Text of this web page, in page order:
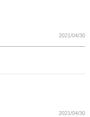
2021/04/30
2021/04/30